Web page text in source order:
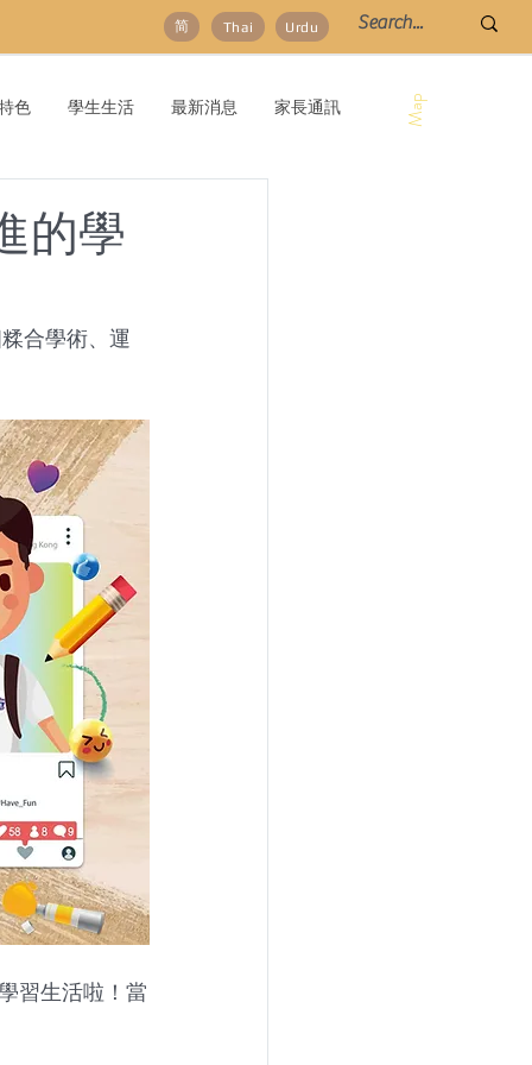
色 學生生活 最新消息 家長通訊 Map
Urdu
Thai
简
的學
合學術、運
習生活啦！當